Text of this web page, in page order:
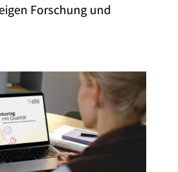
Forschung und